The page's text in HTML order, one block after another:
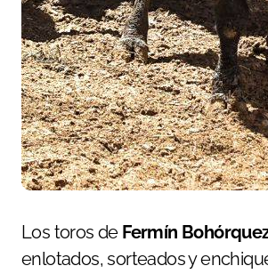
Los toros de Fermín
enlotados, sorteados y